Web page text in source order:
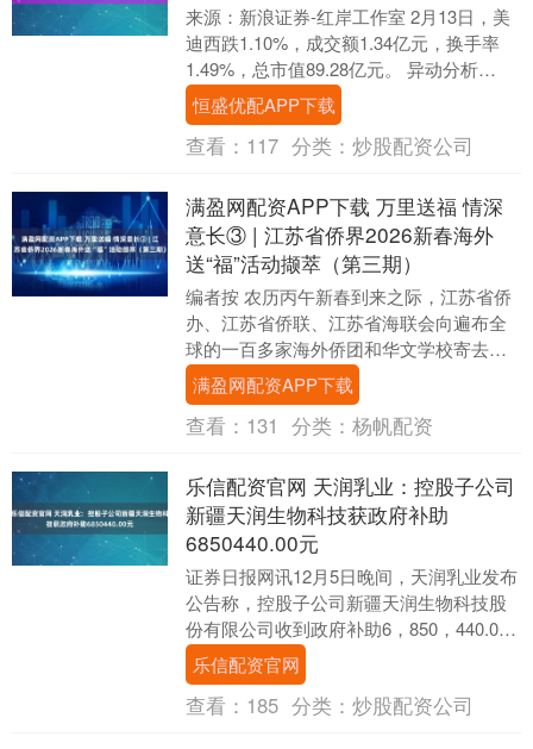
来源：新浪证券-红岸工作室 2月13日，美
迪西跌1.10%，成交额1.34亿元，换手率
1.49%，总市值89.28亿元。 异动分析
CRO概念+减肥药+创新药+....
恒盛优配APP下载
查看： 117 分类： 炒股配资公司
满盈网配资APP下载 万里送福 情深
意长③ | 江苏省侨界2026新春海外
送“福”活动撷萃（第三期）
编者按 农历丙午新春到来之际，江苏省侨
办、江苏省侨联、江苏省海联会向遍布全
球的一百多家海外侨团和华文学校寄去了
来自家乡的新春问候与深情祝福。这份牵
挂越山海而至，....
满盈网配资APP下载
查看： 131 分类： 杨帆配资
乐信配资官网 天润乳业：控股子公司
新疆天润生物科技获政府补助
6850440.00元
证券日报网讯12月5日晚间，天润乳业发布
公告称，控股子公司新疆天润生物科技股
份有限公司收到政府补助6，850，440.00
元，为与收益相关的政府补助，占公司
20....
乐信配资官网
查看： 185 分类： 炒股配资公司